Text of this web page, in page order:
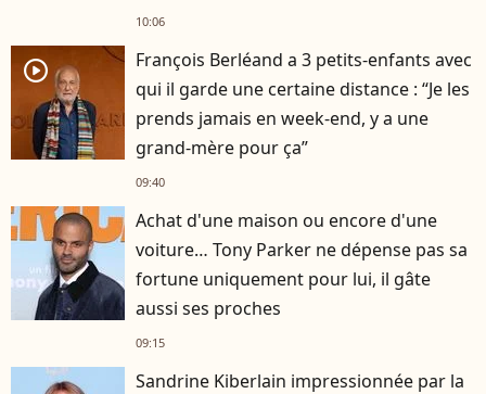
10:06
player2
François Berléand a 3 petits-enfants avec
qui il garde une certaine distance : “Je les
prends jamais en week-end, y a une
grand-mère pour ça”
09:40
Achat d'une maison ou encore d'une
voiture… Tony Parker ne dépense pas sa
fortune uniquement pour lui, il gâte
aussi ses proches
09:15
Sandrine Kiberlain impressionnée par la